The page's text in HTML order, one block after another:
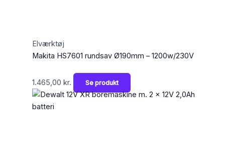
Elværktøj
Makita HS7601 rundsav Ø190mm – 1200w/230V
1.465,00 kr. Se produkt